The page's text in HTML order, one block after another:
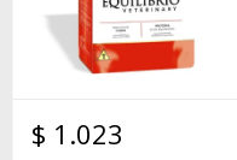
$ 1.023